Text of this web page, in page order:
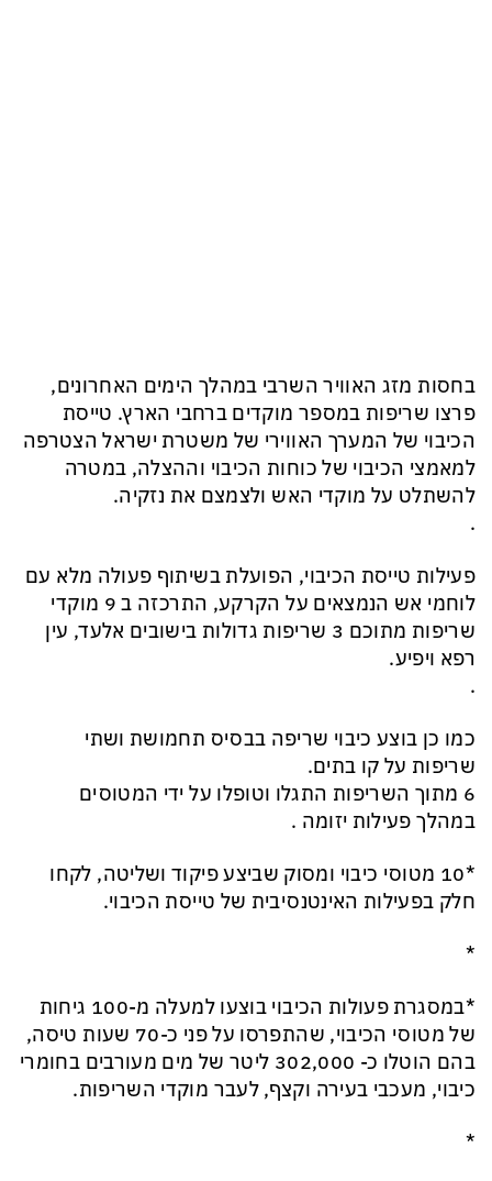
בחסות מזג האוויר השרבי במהלך הימים האחרונים,
פרצו שריפות במספר מוקדים ברחבי הארץ. טייסת
הכיבוי של המערך האווירי של משטרת ישראל הצטרפה
למאמצי הכיבוי של כוחות הכיבוי וההצלה, במטרה
להשתלט על מוקדי האש ולצמצם את נזקיה.
.
פעילות טייסת הכיבוי, הפועלת בשיתוף פעולה מלא עם
לוחמי אש הנמצאים על הקרקע, התרכזה ב 9 מוקדי
שריפות מתוכם 3 שריפות גדולות בישובים אלעד, עין
רפא ויפיע.
.
כמו כן בוצע כיבוי שריפה בבסיס תחמושת ושתי
שריפות על קו בתים.
6 מתוך השריפות התגלו וטופלו על ידי המטוסים
במהלך פעילות יזומה .
*10 מטוסי כיבוי ומסוק שביצע פיקוד ושליטה, לקחו
חלק בפעילות האינטנסיבית של טייסת הכיבוי.
*
*במסגרת פעולות הכיבוי בוצעו למעלה מ-100 גיחות
של מטוסי הכיבוי, שהתפרסו על פני כ-70 שעות טיסה,
בהם הוטלו כ- 302,000 ליטר של מים מעורבים בחומרי
כיבוי, מעכבי בעירה וקצף, לעבר מוקדי השריפות.
*